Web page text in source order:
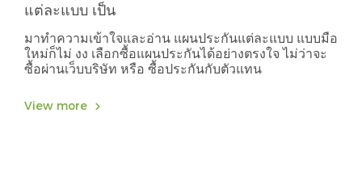
แต่ละแบบ เป็น
มาทำความเข้าใจและอ่าน แผนประกันแต่ละแบบ แบบมือ
ใหม่ก็ไม่ งง เลือกซื้อแผนประกันได้อย่างตรงใจ ไม่ว่าจะ
ซื้อผ่านเว็บบริษัท หรือ ซื้อประกันกับตัวแทน
View more